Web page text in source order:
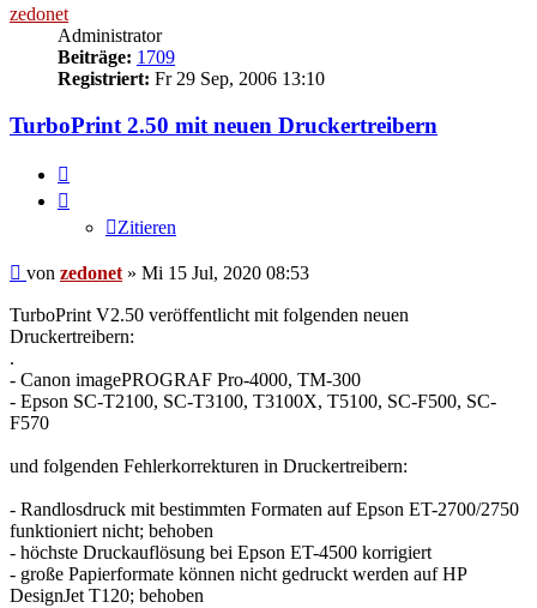
zedonet
Administrator
Beiträge: 1709
Registriert: Fr 29 Sep, 2006 13:10
TurboPrint 2.50 mit neuen Druckertreibern
Zitieren
Beitrag
von zedonet » Mi 15 Jul, 2020 08:53
TurboPrint V2.50 veröffentlicht mit folgenden neuen
Druckertreibern:
.
- Canon imagePROGRAF Pro-4000, TM-300
- Epson SC-T2100, SC-T3100, T3100X, T5100, SC-F500, SC-
F570
und folgenden Fehlerkorrekturen in Druckertreibern:
- Randlosdruck mit bestimmten Formaten auf Epson ET-2700/2750
funktioniert nicht; behoben
- höchste Druckauflösung bei Epson ET-4500 korrigiert
- große Papierformate können nicht gedruckt werden auf HP
DesignJet T120; behoben